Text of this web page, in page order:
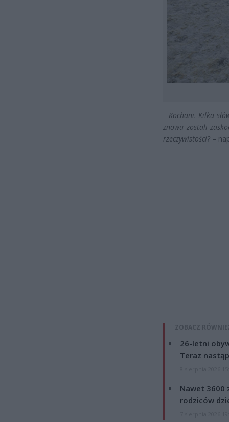
– Kochani. Kilka
znowu zostali
rzeczywistości? –
ZOBACZ
26-letni
Teraz
Nawet 3600
rodziców